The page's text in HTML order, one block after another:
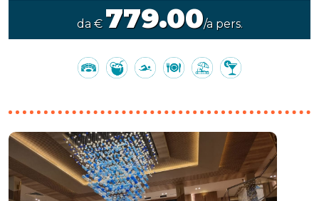
da € 779.00/a pers.